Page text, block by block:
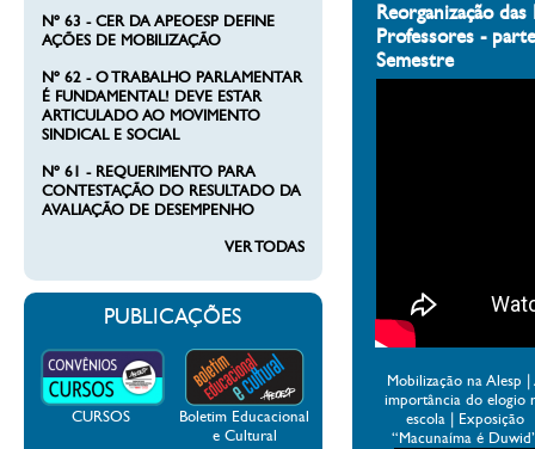
Nº 63 - CER DA APEOESP DEFINE
AÇÕES DE MOBILIZAÇÃO
Nº 62 - O TRABALHO PARLAMENTAR
É FUNDAMENTAL! DEVE ESTAR
ARTICULADO AO MOVIMENTO
SINDICAL E SOCIAL
Nº 61 - REQUERIMENTO PARA
CONTESTAÇÃO DO RESULTADO DA
AVALIAÇÃO DE DESEMPENHO
VER TODAS
PUBLICAÇÕES
CURSOS
Boletim Educacional
e Cultural
Reorganização
Professores -
Semestre
Mobilização na Alesp |
importância do elogio
escola | Exposição
“Macunaíma é